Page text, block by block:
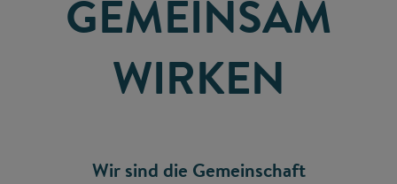
GEMEINSAM
WIRKEN
Wir sind die Gemeinschaft